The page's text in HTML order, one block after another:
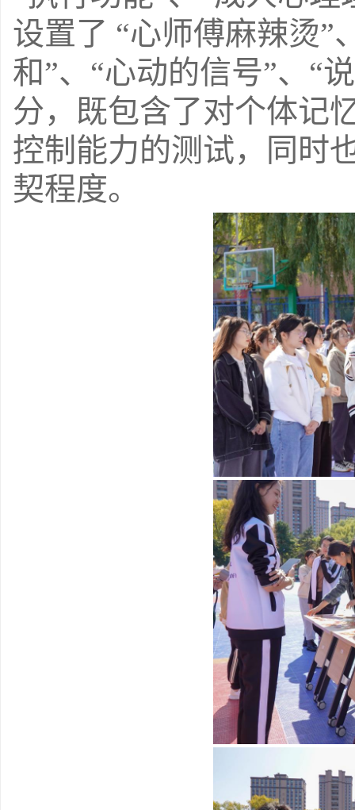
设置了 “心师傅麻辣烫”
和”、“心动的信号”、“
分，既包含了对个体记
控制能力的测试，同时
契程度。